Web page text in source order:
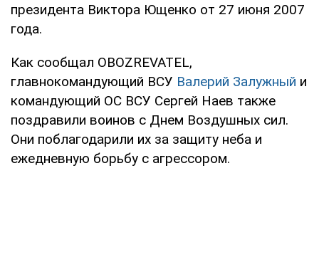
президента Виктора Ющенко от 27 июня 2007
года.
Как сообщал OBOZREVATEL,
главнокомандующий ВСУ Валерий Залужный и
командующий ОС ВСУ Сергей Наев также
поздравили воинов с Днем Воздушных сил.
Они поблагодарили их за защиту неба и
ежедневную борьбу с агрессором.